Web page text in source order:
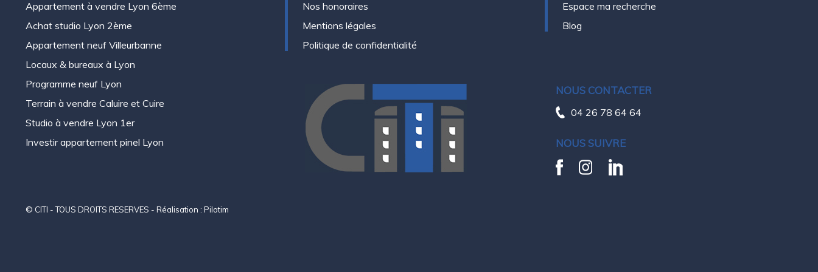
Appartement à vendre Lyon 6ème
Achat studio Lyon 2ème
Appartement neuf Villeurbanne
Locaux & bureaux à Lyon
Programme neuf Lyon
Terrain à vendre Caluire et Cuire
Studio à vendre Lyon 1er
Investir appartement pinel Lyon
Nos honoraires
Mentions légales
Politique de confidentialité
Espace ma recherche
Blog
NOUS CONTACTER
04 26 78 64 64
NOUS SUIVRE
© CITI - TOUS DROITS RESERVES - Réalisation : Pilotim